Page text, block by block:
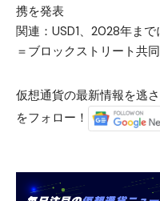
携を発表
関連： USD1、2028年ま
＝ブロックストリート共
仮想通貨の最新情報を逃
をフォロー！